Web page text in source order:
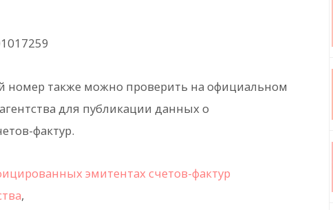
также можно проверить на официальном
для публикации данных о
фактур.
эмитентах счетов-фактур
,